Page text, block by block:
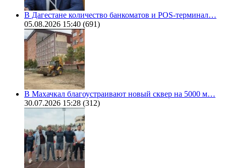
В Дагестане количество банкоматов и POS-терминал…
05.08.2026 15:40 (691)
В Махачкал благоустраивают новый сквер на 5000 м…
30.07.2026 15:28 (312)